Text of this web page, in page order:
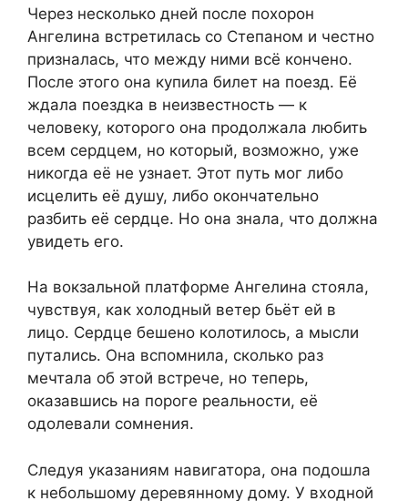
Через несколько дней после похорон
Ангелина встретилась со Степаном и честно
призналась, что между ними всё кончено.
После этого она купила билет на поезд. Её
ждала поездка в неизвестность — к
человеку, которого она продолжала любить
всем сердцем, но который, возможно, уже
никогда её не узнает. Этот путь мог либо
исцелить её душу, либо окончательно
разбить её сердце. Но она знала, что должна
увидеть его.
На вокзальной платформе Ангелина стояла,
чувствуя, как холодный ветер бьёт ей в
лицо. Сердце бешено колотилось, а мысли
путались. Она вспомнила, сколько раз
мечтала об этой встрече, но теперь,
оказавшись на пороге реальности, её
одолевали сомнения.
Следуя указаниям навигатора, она подошла
к небольшому деревянному дому. У входной